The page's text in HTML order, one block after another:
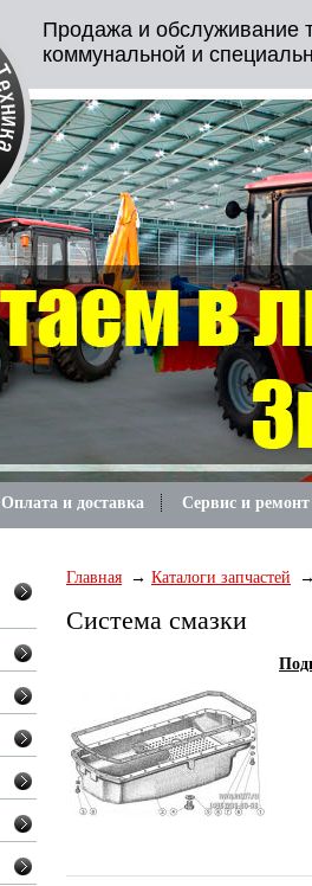
Продажа и обслуживание
коммунальной и
Оплата и доставка
Сервис и ремонт
Главная Каталоги запчастей
Система смазки